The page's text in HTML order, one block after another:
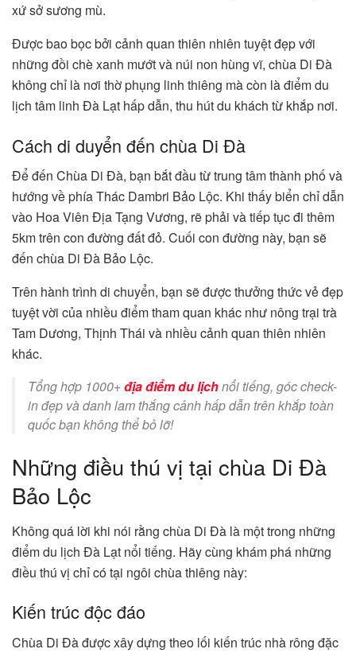
xứ sở sương mù.
Được bao bọc bởi cảnh quan thiên nhiên tuyệt đẹp với
những đồi chè xanh mướt và núi non hùng vĩ, chùa Di Đà
không chỉ là nơi thờ phụng linh thiêng mà còn là điểm du
lịch tâm linh Đà Lạt hấp dẫn, thu hút du khách từ khắp nơi.
Cách di duyển đến chùa Di Đà
Để đến Chùa Di Đà, bạn bắt đầu từ trung tâm thành phố và
hướng về phía Thác Dambri Bảo Lộc. Khi thấy biển chỉ dẫn
vào Hoa Viên Địa Tạng Vương, rẽ phải và tiếp tục đi thêm
5km trên con đường đất đỏ. Cuối con đường này, bạn sẽ
đến chùa Di Đà Bảo Lộc.
Trên hành trình di chuyển, bạn sẽ được thưởng thức vẻ đẹp
tuyệt vời của nhiều điểm tham quan khác như nông trại trà
Tam Dương, Thịnh Thái và nhiều cảnh quan thiên nhiên
khác.
Tổng hợp 1000+địa điểm du lịchnổi tiếng, góc check-
in đẹp và danh lam thắng cảnh hấp dẫn trên khắp toàn
quốc bạn không thể bỏ lỡ!
Những điều thú vị tại chùa Di Đà
Bảo Lộc
Không quá lời khi nói rằng chùa Di Đà là một trong những
điểm du lịch Đà Lạt nổi tiếng. Hãy cùng khám phá những
điều thú vị chỉ có tại ngôi chùa thiêng này:
Kiến trúc độc đáo
Chùa Di Đà được xây dựng theo lối kiến trúc nhà rông đặc